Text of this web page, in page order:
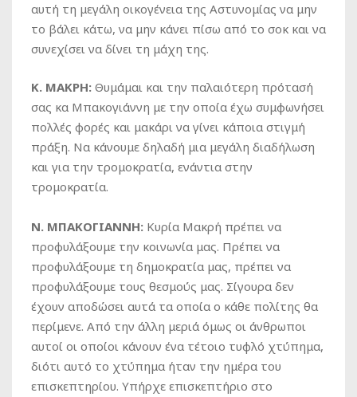
αυτή τη μεγάλη οικογένεια της Αστυνομίας να μην
το βάλει κάτω, να μην κάνει πίσω από το σοκ και να
συνεχίσει να δίνει τη μάχη της.
Κ. ΜΑΚΡΗ: Θυμάμαι και την παλαιότερη πρότασή
σας κα Μπακογιάννη με την οποία έχω συμφωνήσει
πολλές φορές και μακάρι να γίνει κάποια στιγμή
πράξη. Να κάνουμε δηλαδή μια μεγάλη διαδήλωση
και για την τρομοκρατία, ενάντια στην
τρομοκρατία.
Ν. ΜΠΑΚΟΓΙΑΝΝΗ: Κυρία Μακρή πρέπει να
προφυλάξουμε την κοινωνία μας. Πρέπει να
προφυλάξουμε τη δημοκρατία μας, πρέπει να
προφυλάξουμε τους θεσμούς μας. Σίγουρα δεν
έχουν αποδώσει αυτά τα οποία ο κάθε πολίτης θα
περίμενε. Από την άλλη μεριά όμως οι άνθρωποι
αυτοί οι οποίοι κάνουν ένα τέτοιο τυφλό χτύπημα,
διότι αυτό το χτύπημα ήταν την ημέρα του
επισκεπτηρίου. Υπήρχε επισκεπτήριο στο